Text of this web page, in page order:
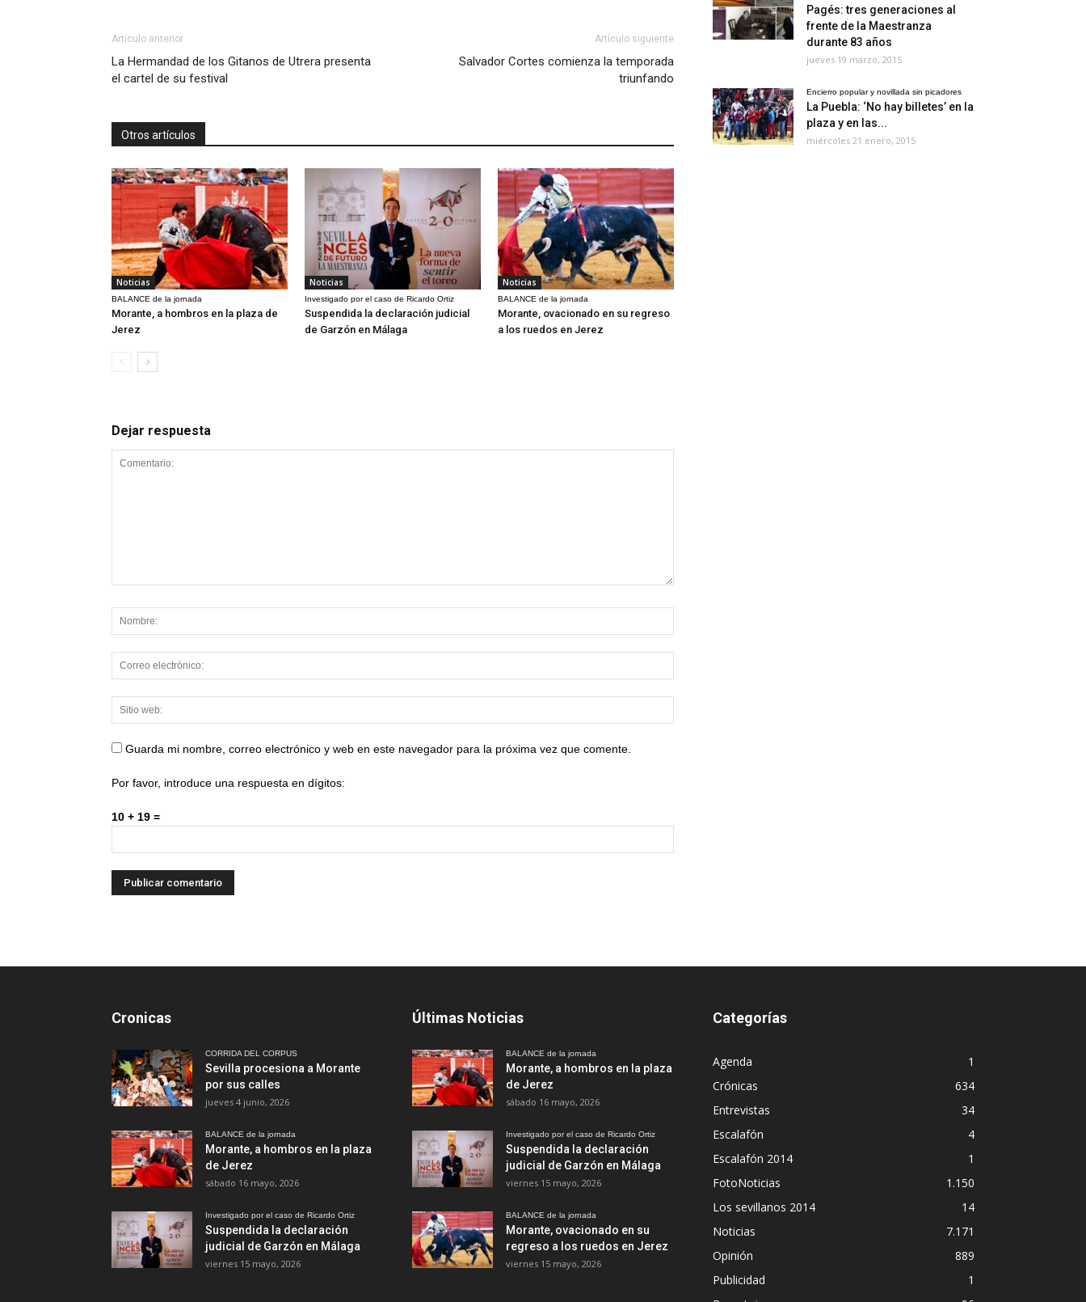
Artículo anterior
La Hermandad de los Gitanos de Utrera presenta
el cartel de su festival
Artículo siguiente
Salvador Cortes comienza la temporada
triunfando
Otros artículos
Noticias
BALANCE de la jornada
Morante, a hombros en la plaza de
Jerez
Noticias
Investigado por el caso de Ricardo Ortiz
Suspendida la declaración judicial
de Garzón en Málaga
Noticias
BALANCE de la jornada
Morante, ovacionado en su regreso
a los ruedos en Jerez
Dejar respuesta
Guarda mi nombre, correo electrónico y web en este navegador para la próxima vez que comente.
Por favor, introduce una respuesta en dígitos:
10 + 19 =
Pagés: tres generaciones al
frente de la Maestranza
durante 83 años
jueves 19 marzo, 2015
Encierro popular y novillada sin picadores
La Puebla: ‘No hay billetes’ en la
plaza y en las...
miércoles 21 enero, 2015
Cronicas
CORRIDA DEL CORPUS
Sevilla procesiona a Morante
por sus calles
jueves 4 junio, 2026
BALANCE de la jornada
Morante, a hombros en la plaza
de Jerez
sábado 16 mayo, 2026
Investigado por el caso de Ricardo Ortiz
Suspendida la declaración
judicial de Garzón en Málaga
viernes 15 mayo, 2026
Últimas Noticias
BALANCE de la jornada
Morante, a hombros en la plaza
de Jerez
sábado 16 mayo, 2026
Investigado por el caso de Ricardo Ortiz
Suspendida la declaración
judicial de Garzón en Málaga
viernes 15 mayo, 2026
BALANCE de la jornada
Morante, ovacionado en su
regreso a los ruedos en Jerez
viernes 15 mayo, 2026
Categorías
Agenda
1
Crónicas
634
Entrevistas
34
Escalafón
4
Escalafón 2014
1
FotoNoticias
1.150
Los sevillanos 2014
14
Noticias
7.171
Opinión
889
Publicidad
1